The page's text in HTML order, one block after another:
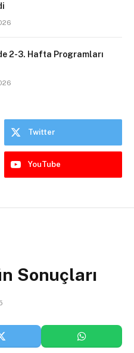
2-3. Hafta Programları
Twitter
YouTube
Sonuçları